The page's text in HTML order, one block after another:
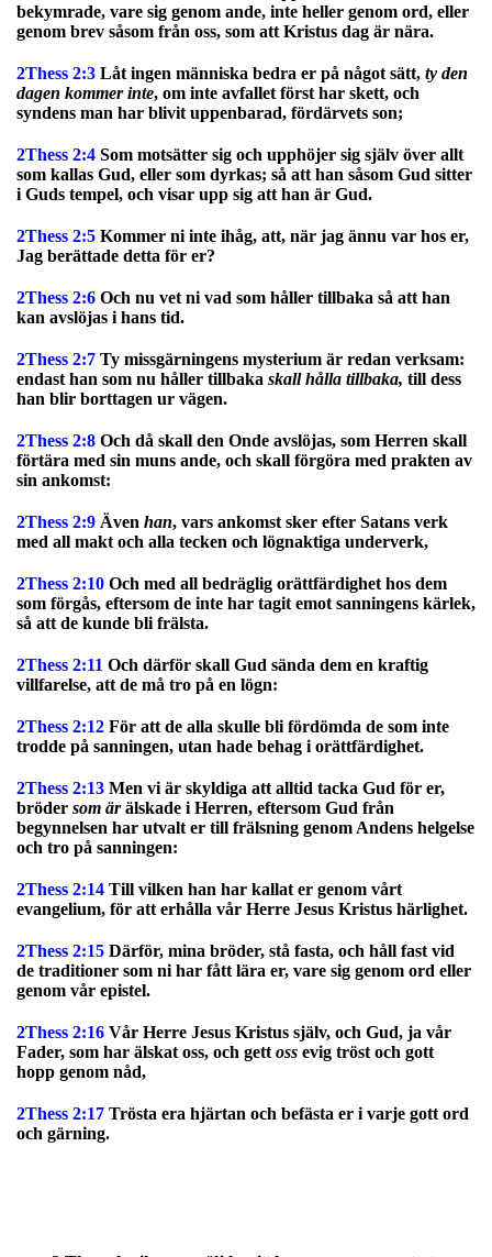
bekymrade, vare sig genom ande, inte heller genom ord, eller
genom brev såsom från oss, som att Kristus dag är nära.
2Thess 2:3 Låt ingen människa bedra er på något sätt, ty den
dagen kommer inte, om inte avfallet först har skett, och
syndens man har blivit uppenbarad, fördärvets son;
2Thess 2:4 Som motsätter sig och upphöjer sig själv över allt
som kallas Gud, eller som dyrkas; så att han såsom Gud sitter
i Guds tempel, och visar upp sig att han är Gud.
2Thess 2:5 Kommer ni inte ihåg, att, när jag ännu var hos er,
Jag berättade detta för er?
2Thess 2:6 Och nu vet ni vad som håller tillbaka så att han
kan avslöjas i hans tid.
2Thess 2:7 Ty missgärningens mysterium är redan verksam:
endast han som nu håller tillbaka skall hålla tillbaka, till dess
han blir borttagen ur vägen.
2Thess 2:8 Och då skall den Onde avslöjas, som Herren skall
förtära med sin muns ande, och skall förgöra med prakten av
sin ankomst:
2Thess 2:9 Även han, vars ankomst sker efter Satans verk
med all makt och alla tecken och lögnaktiga underverk,
2Thess 2:10 Och med all bedräglig orättfärdighet hos dem
som förgås, eftersom de inte har tagit emot sanningens kärlek,
så att de kunde bli frälsta.
2Thess 2:11 Och därför skall Gud sända dem en kraftig
villfarelse, att de må tro på en lögn:
2Thess 2:12 För att de alla skulle bli fördömda de som inte
trodde på sanningen, utan hade behag i orättfärdighet.
2Thess 2:13 Men vi är skyldiga att alltid tacka Gud för er,
bröder som ärälskade i Herren, eftersom Gud från
begynnelsen har utvalt er till frälsning genom Andens helgelse
och tro på sanningen:
2Thess 2:14 Till vilken han har kallat er genom vårt
evangelium, för att erhålla vår Herre Jesus Kristus härlighet.
2Thess 2:15 Därför, mina bröder, stå fasta, och håll fast vid
de traditioner som ni har fått lära er, vare sig genom ord eller
genom vår epistel.
2Thess 2:16 Vår Herre Jesus Kristus själv, och Gud, ja vår
Fader, som har älskat oss, och gett oss evig tröst och gott
hopp genom nåd,
2Thess 2:17 Trösta era hjärtan och befästa er i varje gott ord
och gärning.